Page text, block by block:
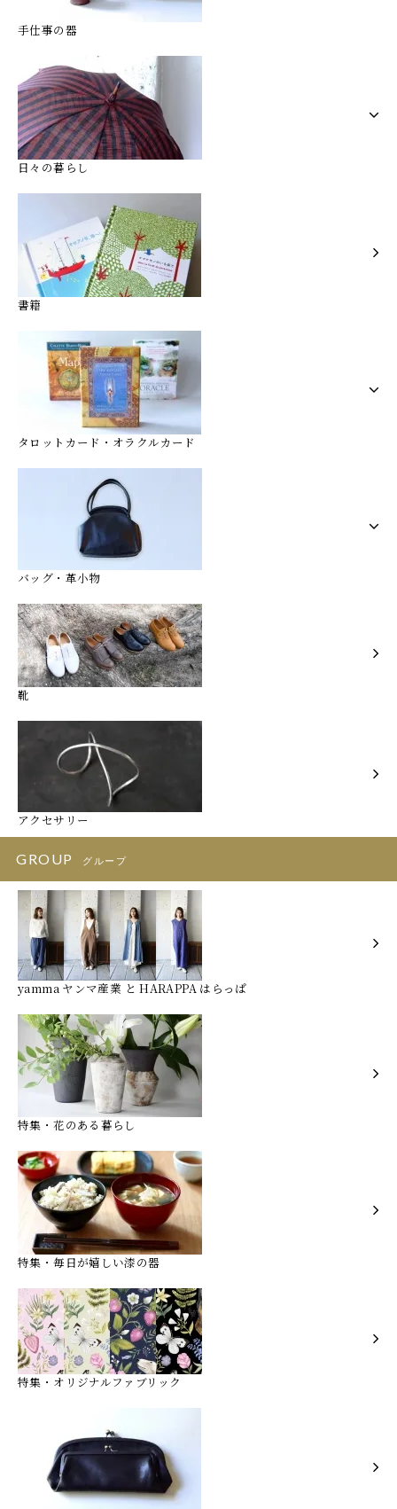
手仕事の器
日々の暮らし
書籍
タロットカード・オラクルカード
バッグ・革小物
靴
アクセサリー
GROUP グループ
yamma ヤンマ産業 と HARAPPA はらっぱ
特集・花のある暮らし
特集・毎日が嬉しい漆の器
特集・オリジナルファブリック